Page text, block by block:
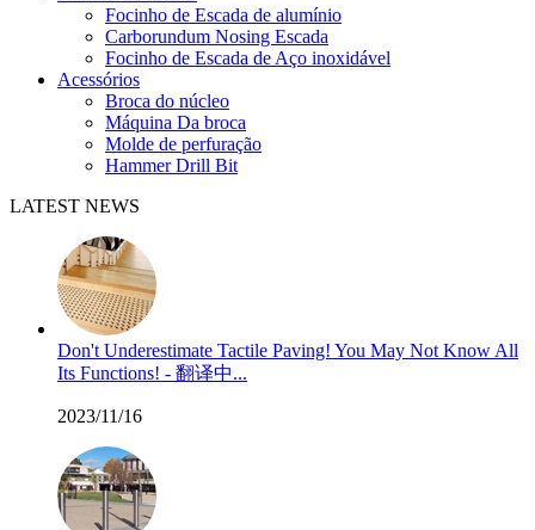
Focinho de Escada de alumínio
Carborundum Nosing Escada
Focinho de Escada de Aço inoxidável
Acessórios
Broca do núcleo
Máquina Da broca
Molde de perfuração
Hammer Drill Bit
LATEST NEWS
Don't Underestimate Tactile Paving! You May Not Know All
Its Functions! - 翻译中...
2023/11/16